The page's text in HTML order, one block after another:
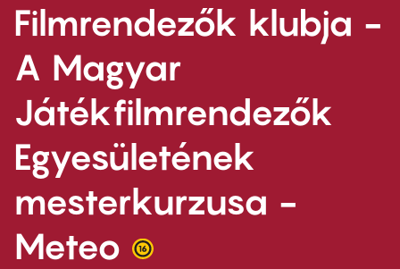
Filmrendezők klubja -
A Magyar
Játékfilmrendezők
Egyesületének
mesterkurzusa -
Meteo